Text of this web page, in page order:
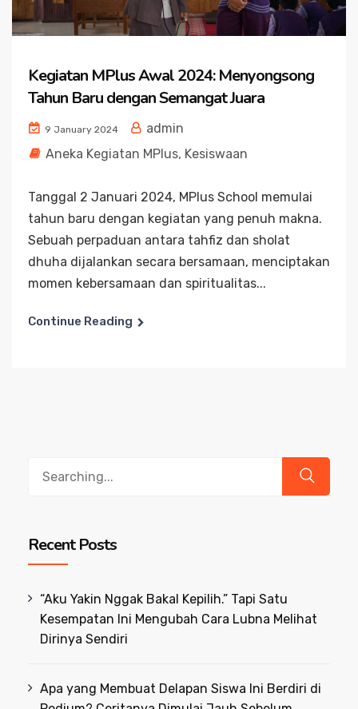
Kegiatan MPlus Awal 2024: Menyongsong
Tahun Baru dengan Semangat Juara
9 January 2024
admin
Aneka Kegiatan MPlus, Kesiswaan
Tanggal 2 Januari 2024, MPlus School memulai
tahun baru dengan kegiatan yang penuh makna.
Sebuah perpaduan antara tahfiz dan sholat
dhuha dijalankan secara bersamaan, menciptakan
momen kebersamaan dan spiritualitas...
Continue Reading
Recent Posts
“Aku Yakin Nggak Bakal Kepilih.” Tapi Satu
Kesempatan Ini Mengubah Cara Lubna Melihat
Dirinya Sendiri
Apa yang Membuat Delapan Siswa Ini Berdiri di